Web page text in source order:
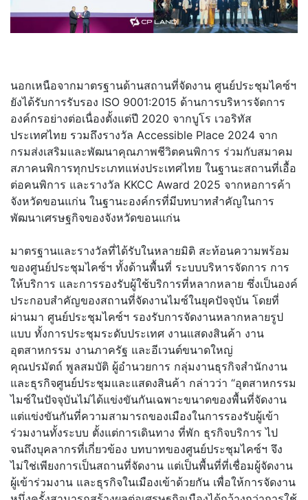
นอกเหนือจากมาตรฐานด้านสถานที่จัดงาน ศูนย์ประชุมไคซ์ฯ
ยังได้รับการรับรอง ISO 9001:2015 ด้านการบริหารจัดการ
องค์กรอย่างต่อเนื่องตั้งแต่ปี 2020 จากบูโร เวอริทัส
ประเทศไทย รวมถึงรางวัล Accessible Place 2024 จาก
กรมส่งเสริมและพัฒนาคุณภาพชีวิตคนพิการ ร่วมกับสมาคม
สภาคนพิการทุกประเภทแห่งประเทศไทย ในฐานะสถานที่เอื้อ
ต่อคนพิการ และรางวัล KKCC Award 2025 จากหอการค้า
จังหวัดขอนแก่น ในฐานะองค์กรที่มีบทบาทสำคัญในการ
พัฒนาเศรษฐกิจของจังหวัดขอนแก่น
มาตรฐานและรางวัลที่ได้รับในหลายมิติ สะท้อนความพร้อม
ของศูนย์ประชุมไคซ์ฯ ทั้งด้านพื้นที่ ระบบบริหารจัดการ การ
ให้บริการ และการรองรับผู้ใช้บริการที่หลากหลาย ซึ่งเป็นองค์
ประกอบสำคัญของสถานที่จัดงานไมซ์ในยุคปัจจุบัน โดยที่
ผ่านมา ศูนย์ประชุมไคซ์ฯ รองรับการจัดงานหลากหลายรูป
แบบ ทั้งการประชุมระดับประเทศ งานแสดงสินค้า งาน
อุตสาหกรรม งานภาครัฐ และอีเวนต์ขนาดใหญ่
คุณปรมัตถ์ พูลสมบัติ ผู้อำนวยการ กลุ่มงานธุรกิจสำนักงาน
และธุรกิจศูนย์ประชุมและแสดงสินค้า กล่าวว่า “อุตสาหกรรม
ไมซ์ในปัจจุบันไม่ได้แข่งขันกันเฉพาะขนาดของพื้นที่จัดงาน
แต่แข่งขันกันที่ความสามารถของเมืองในการรองรับผู้เข้า
ร่วมงานทั้งระบบ ตั้งแต่การเดินทาง ที่พัก ธุรกิจบริการ ไป
จนถึงบุคลากรที่เกี่ยวข้อง บทบาทของศูนย์ประชุมไคซ์ฯ จึง
ไม่ใช่เพียงการเป็นสถานที่จัดงาน แต่เป็นพื้นที่ที่เชื่อมผู้จัดงาน
ผู้เข้าร่วมงาน และธุรกิจในเมืองเข้าด้วยกัน เพื่อให้การจัดงาน